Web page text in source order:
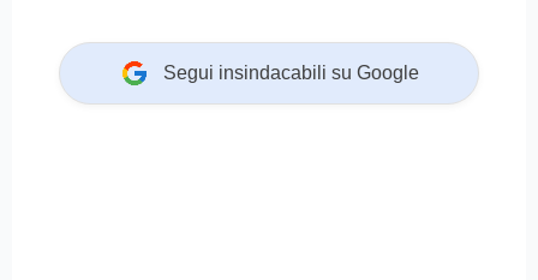
Segui insindacabili su Google